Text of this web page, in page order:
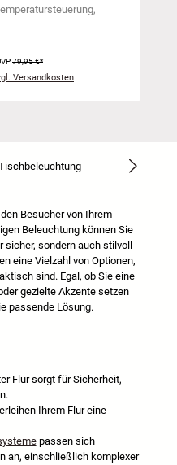
79,95 €*
Versandkosten
Besucher von Ihrem
Beleuchtung können Sie
sondern auch stilvoll
eine Vielzahl von Optionen,
sind. Egal, ob Sie eine
gezielte Akzente setzen
passende Lösung.
Flur sorgt für Sicherheit,
Ihrem Flur eine
passen sich
an, einschließlich komplexer